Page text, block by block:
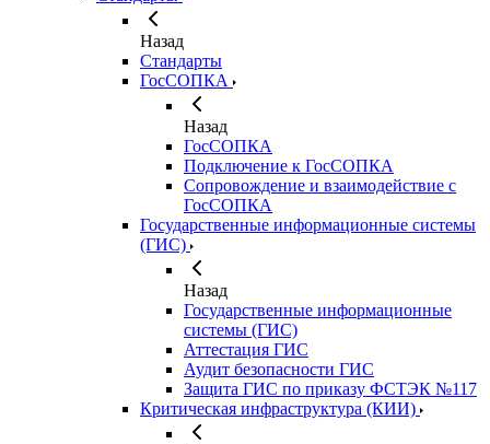
Назад
Стандарты
ГосСОПКА
Назад
ГосСОПКА
Подключение к ГосСОПКА
Сопровождение и взаимодействие с
ГосСОПКА
Государственные информационные системы
(ГИС)
Назад
Государственные информационные
системы (ГИС)
Аттестация ГИС
Аудит безопасности ГИС
Защита ГИС по приказу ФСТЭК №117
Критическая инфраструктура (КИИ)